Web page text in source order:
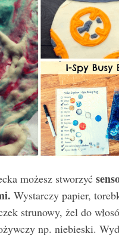
możesz stworzyć
Wystarczy papier,
strunowy, żel do
np. niebieski.